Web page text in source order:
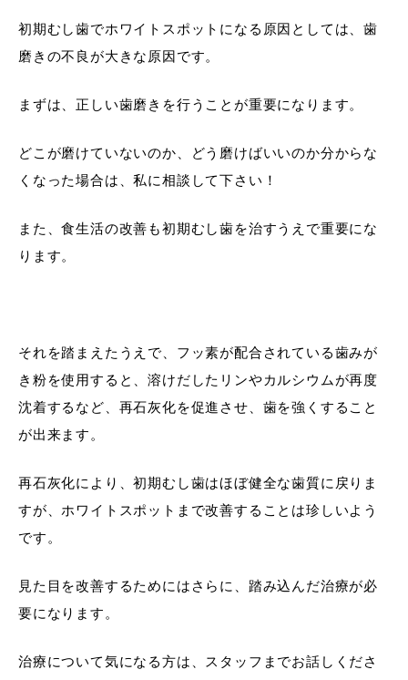
初期むし歯でホワイトスポットになる原因としては、歯
磨きの不良が大きな原因です。
まずは、正しい歯磨きを行うことが重要になります。
どこが磨けていないのか、どう磨けばいいのか分からな
くなった場合は、私に相談して下さい！
また、食生活の改善も初期むし歯を治すうえで重要にな
ります。
それを踏まえたうえで、フッ素が配合されている歯みが
き粉を使用すると、溶けだしたリンやカルシウムが再度
沈着するなど、再石灰化を促進させ、歯を強くすること
が出来ます。
再石灰化により、初期むし歯はほぼ健全な歯質に戻りま
すが、ホワイトスポットまで改善することは珍しいよう
です。
見た目を改善するためにはさらに、踏み込んだ治療が必
要になります。
治療について気になる方は、スタッフまでお話しくださ